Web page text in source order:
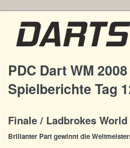
PDC Dart WM
Spielberichte Tag
Finale / Ladbrokes
Brillanter Part gewinnt die